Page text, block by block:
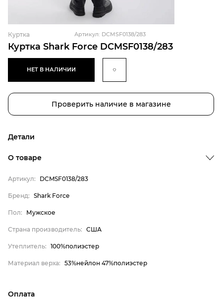
Куртка Shark Force DCMSF0138/283
Куртка Артикул: DCMSF0138/283
НЕТ В НАЛИЧИИ
Проверить наличие в магазине
Детали
Бренд
Пол
Страна производитель
Утеплитель
О товаре
Артикул: DCMSF0138/283
Бренд: Shark Force
Пол: Мужское
Страна производитель: США
Утеплитель: 100%полиэстер
Материал верха: 53%нейлон 47%полиэстер
Оплата